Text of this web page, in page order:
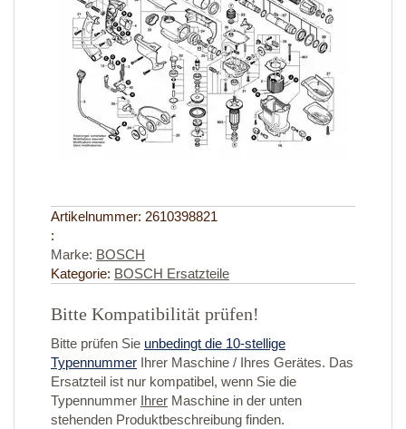
Artikelnummer: 2610398821
:
Marke: BOSCH
Kategorie: BOSCH Ersatzteile
Bitte Kompatibilität prüfen!
Bitte prüfen Sie unbedingt die 10-stellige
Typennummer Ihrer Maschine / Ihres Gerätes. Das
Ersatzteil ist nur kompatibel, wenn Sie die
Typennummer Ihrer Maschine in der unten
stehenden Produktbeschreibung finden.